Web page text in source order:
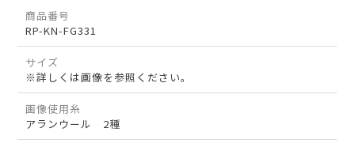
商品番号
RP-KN-FG331
サイズ
※詳しくは画像を参照ください。
画像使用糸
アランウール 2種